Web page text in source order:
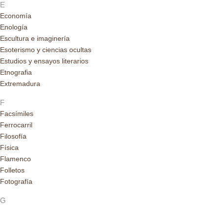
E
Economía
Enología
Escultura e imaginería
Esoterismo y ciencias ocultas
Estudios y ensayos literarios
Etnografia
Extremadura
F
Facsímiles
Ferrocarril
Filosofía
Física
Flamenco
Folletos
Fotografía
G